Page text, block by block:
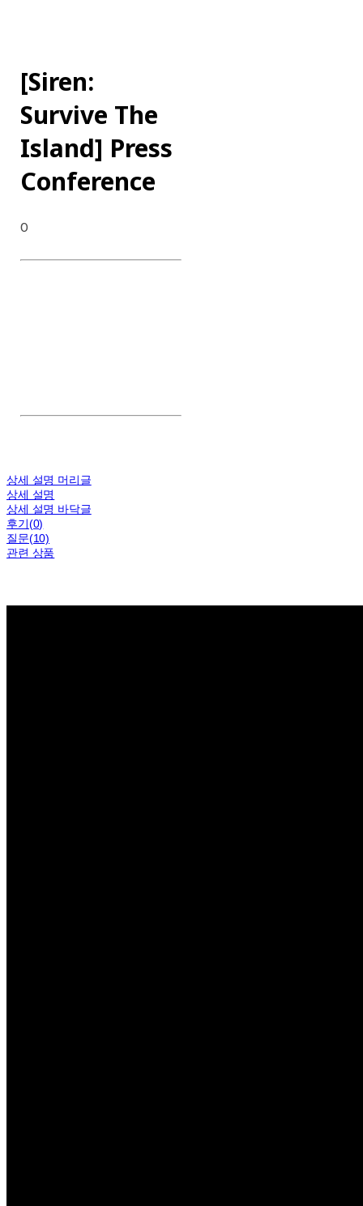
[Siren:
Survive The
Island] Press
Conference
0
상세 설명 머리글
상세 설명
상세 설명 바닥글
후기(0)
질문(10)
관련 상품